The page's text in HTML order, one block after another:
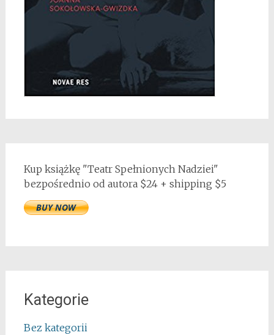
Kup książkę "Teatr Spełnionych Nadziei"
bezpośrednio od autora $24 + shipping $5
Kategorie
Bez kategorii